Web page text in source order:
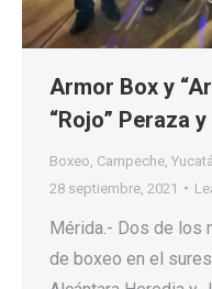
Armor Box y
“Rojo” Peraza
Boxeo Campeche
28 septiembre, 2021
Mérida.- Dos de los
de boxeo en el